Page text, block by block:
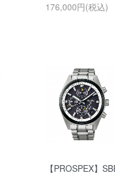
176,000円(税込)
【PROSPEX】